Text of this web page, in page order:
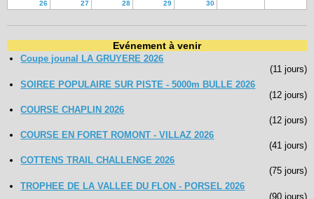
26
27 28 29 30
Evénement à venir
Coupe jounal LA GRUYERE 2026
(11 jours)
SOIREE POPULAIRE SUR PISTE - 5000m BULLE 2026
(12 jours)
COURSE CHAPLIN 2026
(12 jours)
COURSE EN FORET ROMONT - VILLAZ 2026
(41 jours)
COTTENS TRAIL CHALLENGE 2026
(75 jours)
TROPHEE DE LA VALLEE DU FLON - PORSEL 2026
(90 jours)